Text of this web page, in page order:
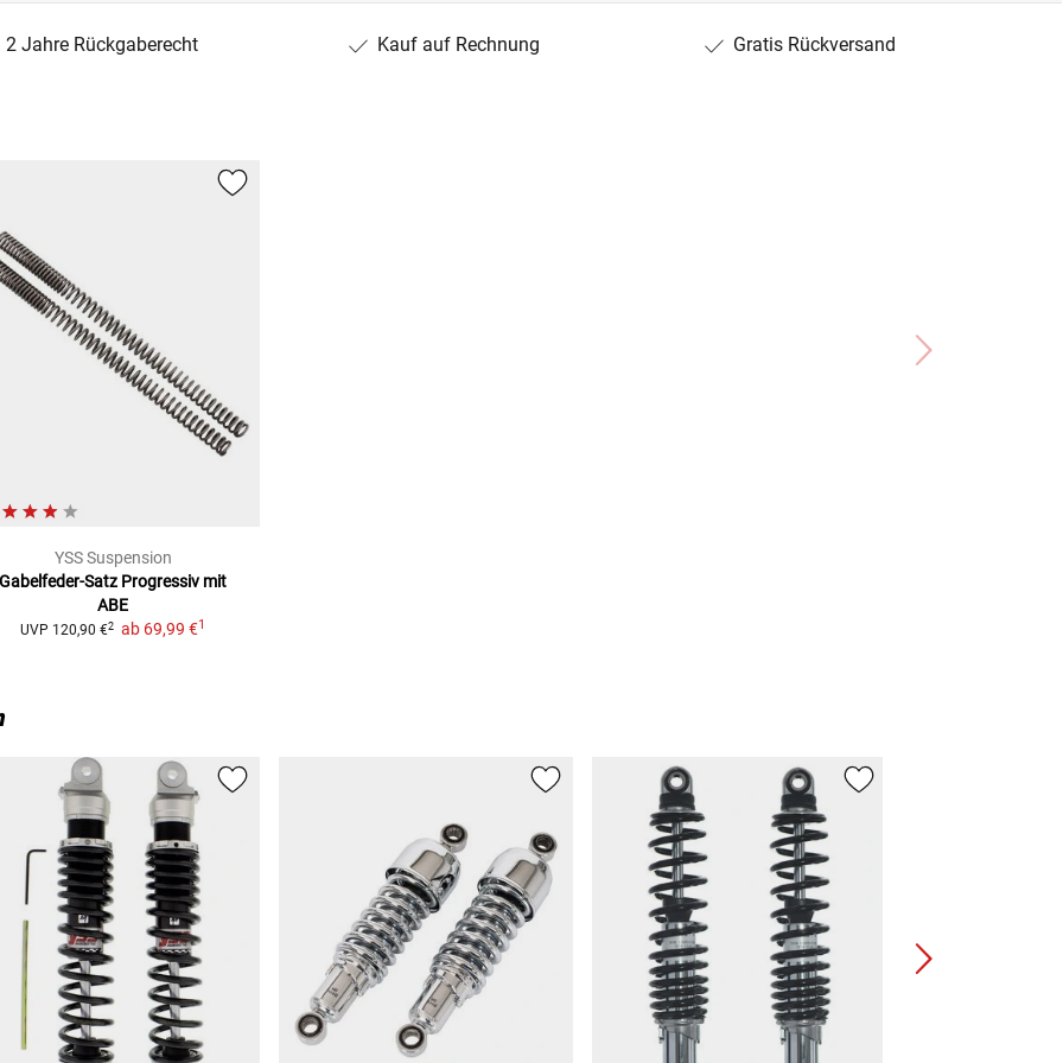
2 Jahre Rückgaberecht Kauf auf Rechnung Gratis Rückversand
YSS Suspension
Gabelfeder-Satz Progressiv mit
ABE
UVP 120,90 €2 ab 69,99 €1